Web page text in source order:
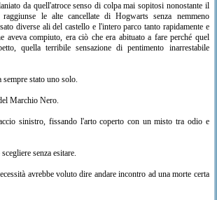
da quell'atroce senso di colpa mai sopitosi nonostante il
le alte cancellate di Hogwarts senza nemmeno
diverse ali del castello e l'intero parco tanto rapidamente e
aveva compiuto, era ciò che era abituato a fare perché quel
quella terribile sensazione di pentimento inarrestabile
stato uno solo.
Marchio Nero.
sinistro, fissando l'arto coperto con un misto tra odio e
senza esitare.
avrebbe voluto dire andare incontro ad una morte certa